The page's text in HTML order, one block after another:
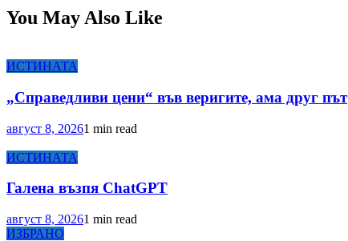
You May Also Like
ИСТИНАТА
„Справедливи цени“ във веригите, ама друг път
август 8, 20261 min read
ИСТИНАТА
Галена възпя ChatGPT
август 8, 20261 min read
ИЗБРАНО